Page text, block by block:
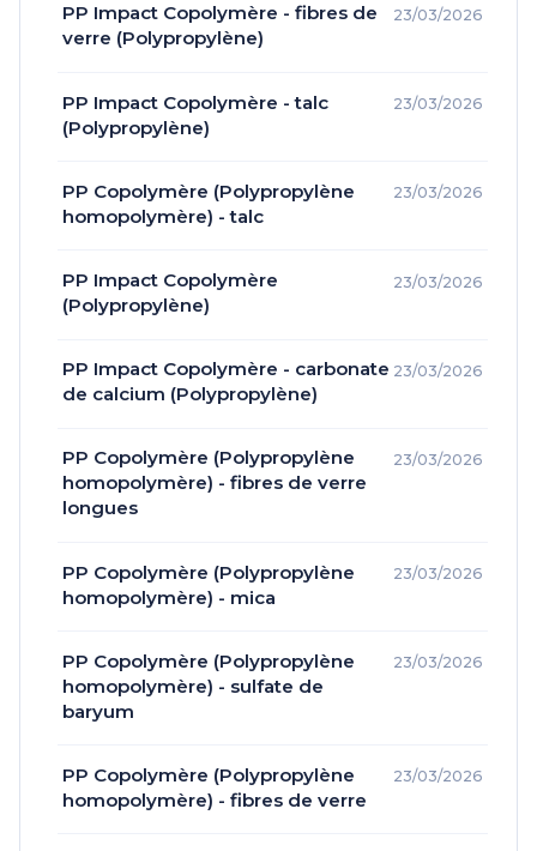
PP Impact Copolymère - fibres de
verre (Polypropylène)
23/03/2026
PP Impact Copolymère - talc
(Polypropylène)
23/03/2026
PP Copolymère (Polypropylène
homopolymère) - talc
23/03/2026
PP Impact Copolymère
(Polypropylène)
23/03/2026
PP Impact Copolymère - carbonate
de calcium (Polypropylène)
23/03/2026
PP Copolymère (Polypropylène
homopolymère) - fibres de verre
longues
23/03/2026
PP Copolymère (Polypropylène
homopolymère) - mica
23/03/2026
PP Copolymère (Polypropylène
homopolymère) - sulfate de
baryum
23/03/2026
PP Copolymère (Polypropylène
homopolymère) - fibres de verre
23/03/2026